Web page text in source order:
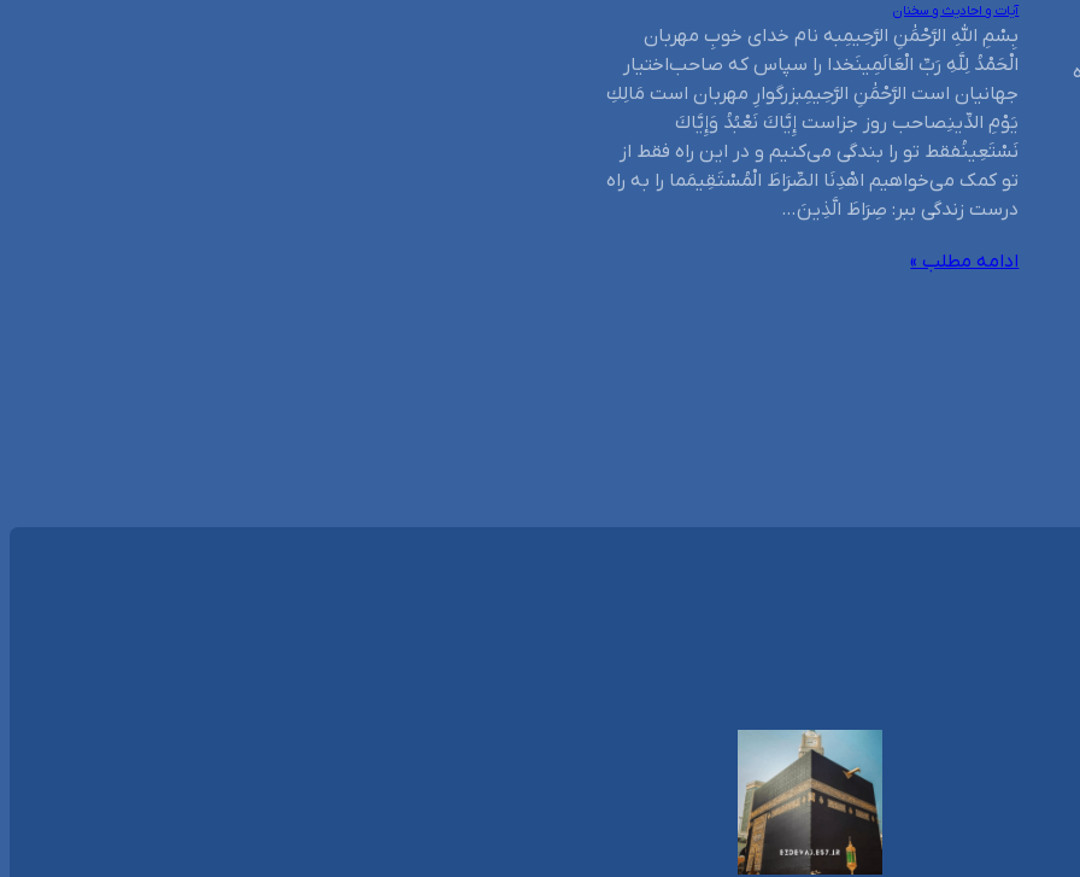
آیات و احادیث و سخنان
بِسْمِ اللَّهِ الرَّحْمَٰنِ الرَّحِيمِبه نام خدای خوبِ مهربان
الْحَمْدُ لِلَّهِ رَبِّ الْعَالَمِينَخدا را سپاس که صاحب‌اختیار
جهانیان است الرَّحْمَٰنِ الرَّحِيمِبزرگوارِ مهربان است مَالِكِ
يَوْمِ الدِّينِصاحب روز جزاست إِيَّاكَ نَعْبُدُ وَإِيَّاكَ
نَسْتَعِينُفقط تو را بندگی می‌کنیم و در این راه فقط از
تو کمک می‌خواهیم اهْدِنَا الصِّرَاطَ الْمُسْتَقِيمَما را به راه
درست زندگی ببر: صِرَاطَ الَّذِينَ…
ادامه مطلب »